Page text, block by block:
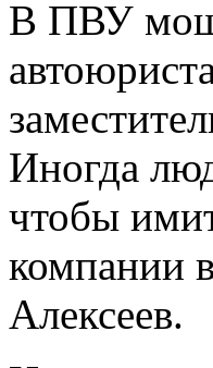
В ПВУ
Иногда
чтобы
компании
Алексеев.